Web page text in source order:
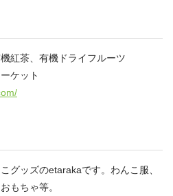
紅茶、有機ドライフルーツ
ケット
グッズのetarakaです。わんこ服、
もちゃ等。